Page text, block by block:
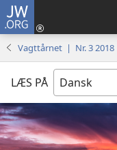
JW.ORG
Vagttårnet | Nr. 3 2018
LÆS PÅ